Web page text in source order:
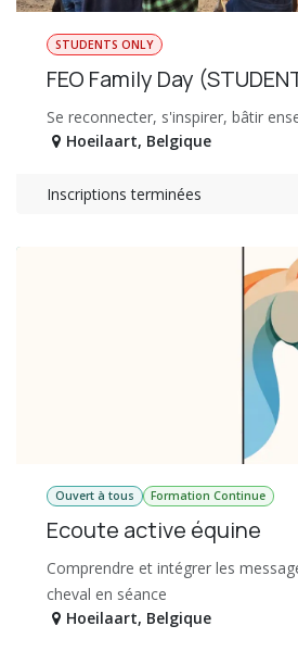
STUDENTS ONLY
FEO Family Day
Se reconnecter, s'inspirer, bâtir
Hoeilaart, Belgique
Inscriptions terminées
Ouvert à tous Formation Continue
Ecoute active équine
Comprendre et intégrer les
cheval en séance
Hoeilaart, Belgique